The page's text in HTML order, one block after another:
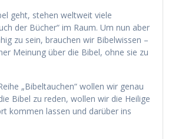
geht, stehen weltweit viele
der Bücher“ im Raum. Um nun aber
zu sein, brauchen wir Bibelwissen –
Meinung über die Bibel, ohne sie zu
„Bibeltauchen“ wollen wir genau
Bibel zu reden, wollen wir die Heilige
kommen lassen und darüber ins